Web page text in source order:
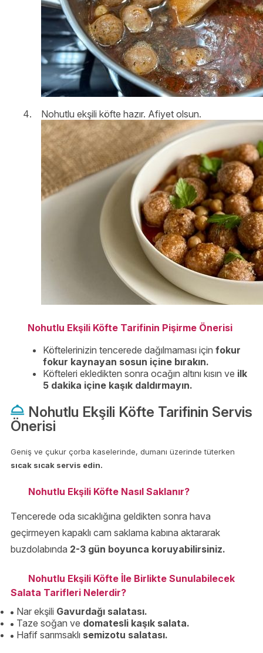
Nohutlu ekşili köfte hazır. Afiyet olsun.
Nohutlu Ekşili Köfte Tarifinin Pişirme Önerisi
Köftelerinizin tencerede dağılmaması için fokur
fokur kaynayan sosun içine bırakın.
Köfteleri ekledikten sonra ocağın altını kısın ve ilk
5 dakika içine kaşık daldırmayın.
Nohutlu Ekşili Köfte Tarifinin Servis
Önerisi
Geniş ve çukur çorba kaselerinde, dumanı üzerinde tüterken
sıcak sıcak servis edin.
Nohutlu Ekşili Köfte Nasıl Saklanır?
Tencerede oda sıcaklığına geldikten sonra hava
geçirmeyen kapaklı cam saklama kabına aktararak
buzdolabında 2-3 gün boyunca koruyabilirsiniz.
Nohutlu Ekşili Köfte İle Birlikte Sunulabilecek
Salata Tarifleri Nelerdir?
Nar ekşili Gavurdağı salatası.
Taze soğan ve domatesli kaşık salata.
Hafif sarımsaklı semizotu salatası.